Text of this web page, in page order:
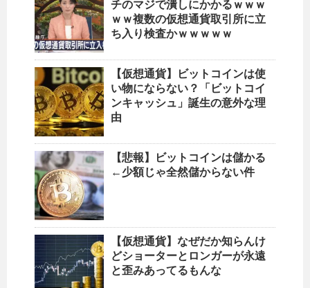
チのマジで潰しにかかるｗｗｗ
ｗｗ複数の仮想通貨取引所に立
ち入り検査かｗｗｗｗｗ
【仮想通貨】ビットコインは使
い物にならない？「ビットコイ
ンキャッシュ」誕生の意外な理
由
【悲報】ビットコインは儲かる
←少額じゃ全然儲からない件
【仮想通貨】なぜだか知らんけ
どショーターとロンガーが永遠
と歪みあってるもんな